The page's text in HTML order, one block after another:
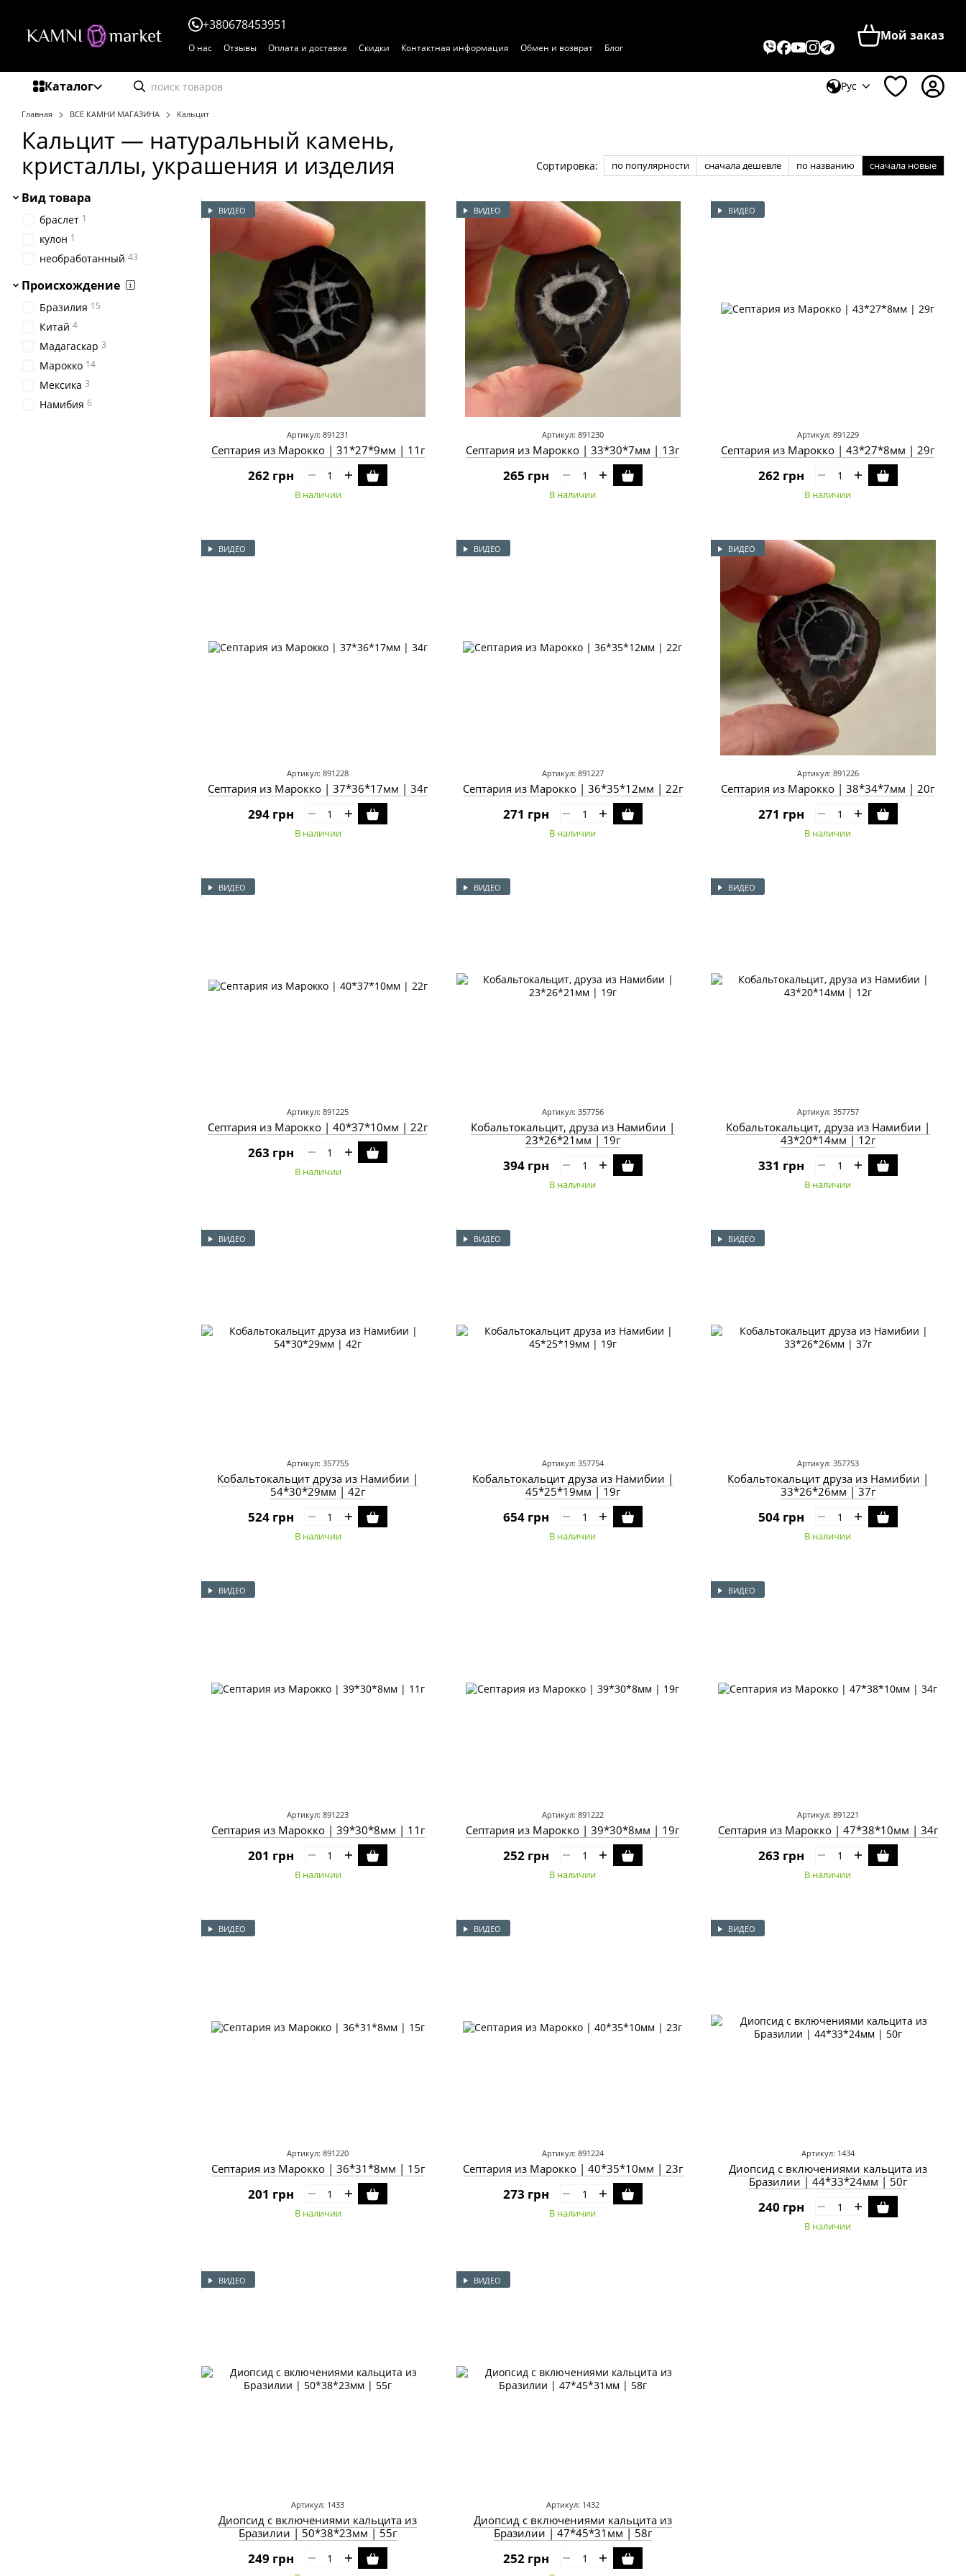
+380678453951
О нас Отзывы Оплата и доставка Скидки Контактная информация Обмен и возврат
Блог
Мой заказ
Каталог Рус
Главная ВСЕ КАМНИ МАГАЗИНА Кальцит
Кальцит — натуральный камень,
кристаллы, украшения и изделия
Сортировка: по популярности сначала дешевле по названию сначала новые
ВИДЕО
Артикул: 891231
Септария из Марокко | 31*27*9мм | 11г
262 грн
В наличии
ВИДЕО
Артикул: 891230
Септария из Марокко | 33*30*7мм | 13г
265 грн
В наличии
ВИДЕО
Артикул: 891229
Септария из Марокко | 43*27*8мм | 29г
262 грн
В наличии
ВИДЕО
Артикул: 891228
Септария из Марокко | 37*36*17мм | 34г
294 грн
В наличии
ВИДЕО
Артикул: 891227
Септария из Марокко | 36*35*12мм | 22г
271 грн
В наличии
ВИДЕО
Артикул: 891226
Септария из Марокко | 38*34*7мм | 20г
271 грн
В наличии
ВИДЕО
Артикул: 891225
Септария из Марокко | 40*37*10мм | 22г
263 грн
В наличии
ВИДЕО
Артикул: 357756
Кобальтокальцит, друза из Намибии |
23*26*21мм | 19г
394 грн
В наличии
ВИДЕО
Артикул: 357757
Кобальтокальцит, друза из Намибии |
43*20*14мм | 12г
331 грн
В наличии
ВИДЕО
Артикул: 357755
Кобальтокальцит друза из Намибии |
54*30*29мм | 42г
524 грн
В наличии
ВИДЕО
Артикул: 357754
Кобальтокальцит друза из Намибии |
45*25*19мм | 19г
654 грн
В наличии
ВИДЕО
Артикул: 357753
Кобальтокальцит друза из Намибии |
33*26*26мм | 37г
504 грн
В наличии
ВИДЕО
Артикул: 891223
Септария из Марокко | 39*30*8мм | 11г
201 грн
В наличии
Артикул: 891222
Септария из Марокко | 39*30*8мм | 19г
252 грн
В наличии
ВИДЕО
Артикул: 891221
Септария из Марокко | 47*38*10мм | 34г
263 грн
В наличии
ВИДЕО
Артикул: 891220
Септария из Марокко | 36*31*8мм | 15г
201 грн
В наличии
ВИДЕО
Артикул: 891224
Септария из Марокко | 40*35*10мм | 23г
273 грн
В наличии
ВИДЕО
Артикул: 1434
Диопсид с включениями кальцита из
Бразилии | 44*33*24мм | 50г
240 грн
В наличии
ВИДЕО
Артикул: 1433
Диопсид с включениями кальцита из
Бразилии | 50*38*23мм | 55г
249 грн
ВИДЕО
Артикул: 1432
Диопсид с включениями кальцита из
Бразилии | 47*45*31мм | 58г
252 грн
Вид товара
браслет 1
кулон 1
необработанный 43
Происхождение
Бразилия 15
Китай 4
Мадагаскар 3
Марокко 14
Мексика 3
Намибия 6